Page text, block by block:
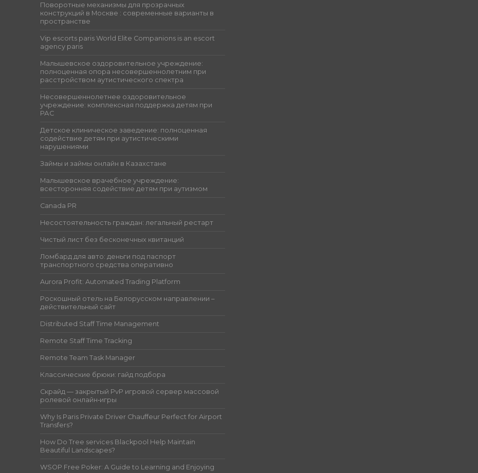
Поворотные механизмы для прозрачных
конструкций в Москве : современные варианты в
пространстве
Vip escorts paris World Elite Companions is an escort
agency paris
Малышевское оздоровительное учреждение:
полноценная опора несовершеннолетним при
расстройством аутистического спектра
Несовершеннолетнее оздоровительное
учреждение: комплексная поддержка детям при
РАС
Детское клиническое заведение: полноценная
содействие детям при аутистическими
нарушениями
Займы и займы онлайн в Казахстане
Малышевское врачебное учреждение:
всесторонняя содействие детям при аутизмом
Canada PR
Несостоятельность граждан: легальный рестарт
Чистый лист без бесконечных квитанций
Ломбард для авто: деньги под паспорт
транспортного средства оперативно
Aurora Profit: Automated Trading Platform
Роскошный отель на Белорусском направлении –
действительный сайт
Distributed Staff Time Management
Remote Staff Time Tracking
Remote Team Task Manager
Классические брюки: гайд подбора
Скрайд — закрытый PvP игровой сервер массовой
ролевой онлайн‑игры
Why Is Paris Private Driver Chauffeur Perfect for Airport
Transfers?
How Do Tree services Blackpool Help Maintain
Beautiful Landscapes?
WSOP Free Poker: A Guide to Learning and Enjoying